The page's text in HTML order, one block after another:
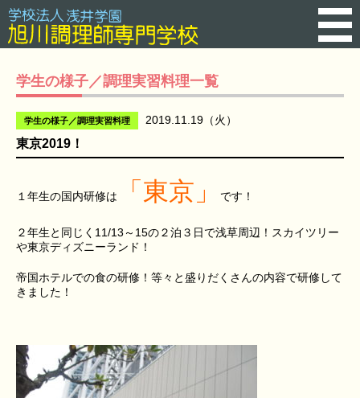
学生の様子／調理実習料理一覧
学生の様子／調理実習料理 2019.11.19（火）
東京2019！
１年生の国内研修は 「東京」 です！
２年生と同じく11/13～15の２泊３日で浅草周辺！スカイツリー
や東京ディズニーランド！
帝国ホテルでの食の研修！等々と盛りだくさんの内容で研修して
きました！